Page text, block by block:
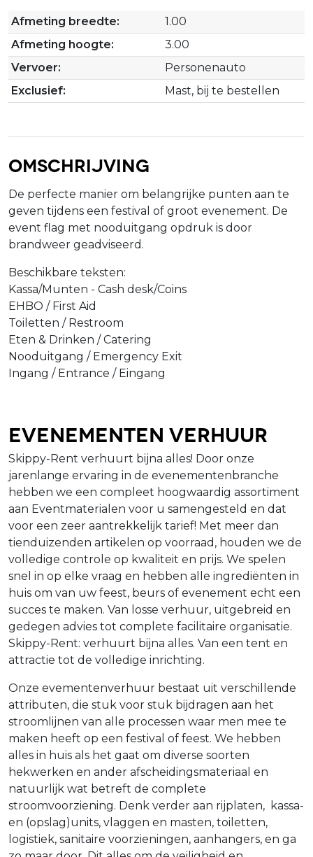
Afmeting breedte:
1.00
Afmeting hoogte:
3.00
Vervoer:
Personenauto
Exclusief:
Mast, bij te bestellen
Omschrijving
De perfecte manier om belangrijke punten aan te
geven tijdens een festival of groot evenement. De
event flag met nooduitgang opdruk is door
brandweer geadviseerd.
Beschikbare teksten:
Kassa/Munten - Cash desk/Coins
EHBO / First Aid
Toiletten / Restroom
Eten & Drinken / Catering
Nooduitgang / Emergency Exit
Ingang / Entrance / Eingang
Evenementen verhuur
Skippy-Rent verhuurt bijna alles! Door onze
jarenlange ervaring in de evenementenbranche
hebben we een compleet hoogwaardig assortiment
aan Eventmaterialen voor u samengesteld en dat
voor een zeer aantrekkelijk tarief! Met meer dan
tienduizenden artikelen op voorraad, houden we de
volledige controle op kwaliteit en prijs. We spelen
snel in op elke vraag en hebben alle ingrediënten in
huis om van uw feest, beurs of evenement echt een
succes te maken. Van losse verhuur, uitgebreid en
gedegen advies tot complete facilitaire organisatie.
Skippy-Rent: verhuurt bijna alles. Van een tent en
attractie tot de volledige inrichting.
Onze evementenverhuur bestaat uit verschillende
attributen, die stuk voor stuk bijdragen aan het
stroomlijnen van alle processen waar men mee te
maken heeft op een festival of feest. We hebben
alles in huis als het gaat om diverse soorten
hekwerken en ander afscheidingsmateriaal en
natuurlijk wat betreft de complete
stroomvoorziening. Denk verder aan rijplaten, kassa-
en (opslag)units, vlaggen en masten, toiletten,
logistiek, sanitaire voorzieningen, aanhangers, en ga